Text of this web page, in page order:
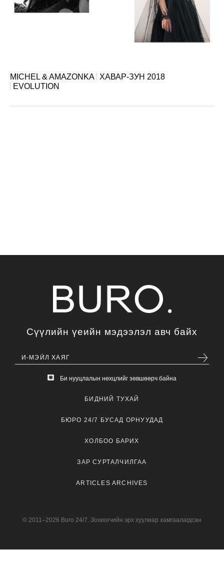
MICHEL & AMAZONKA
ХАВАР-ЗУН 2018
EVOLUTION
Сүүлийн үеийн мэдээлэл авч байх
Би нууцлалын нөхцлийг зөвшөөрч байна
БИДНИЙ ТУХАЙ
БЮРО 24/7 БУСАД ОРНУУДАД
ХОЛБОО БАРИХ
ЗАР СУРТАЛЧИЛГАА
ARTICLES ARCHIVES
© 2011–2026 Buro 24/7. Зохиогчийн эрх хуулиар хамгаалагдсан